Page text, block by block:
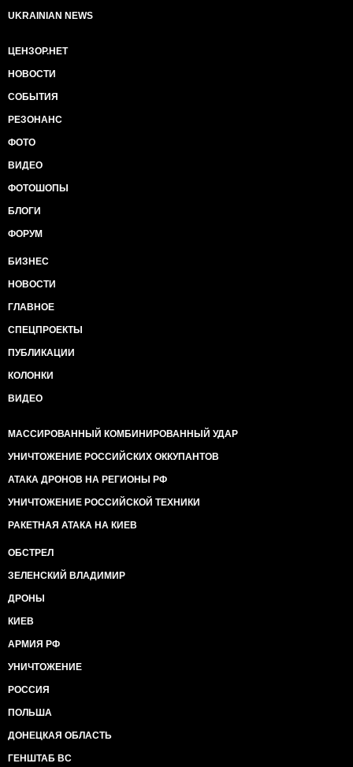
UKRAINIAN NEWS
ЦЕНЗОР.НЕТ
НОВОСТИ
СОБЫТИЯ
РЕЗОНАНС
ФОТО
ВИДЕО
ФОТОШОПЫ
БЛОГИ
ФОРУМ
БИЗНЕС
НОВОСТИ
ГЛАВНОЕ
СПЕЦПРОЕКТЫ
ПУБЛИКАЦИИ
КОЛОНКИ
ВИДЕО
МАССИРОВАННЫЙ КОМБИНИРОВАННЫЙ УДАР
УНИЧТОЖЕНИЕ РОССИЙСКИХ ОККУПАНТОВ
АТАКА ДРОНОВ НА РЕГИОНЫ РФ
УНИЧТОЖЕНИЕ РОССИЙСКОЙ ТЕХНИКИ
РАКЕТНАЯ АТАКА НА КИЕВ
ОБСТРЕЛ
ЗЕЛЕНСКИЙ ВЛАДИМИР
ДРОНЫ
КИЕВ
АРМИЯ РФ
УНИЧТОЖЕНИЕ
РОССИЯ
ПОЛЬША
ДОНЕЦКАЯ ОБЛАСТЬ
ГЕНШТАБ ВС